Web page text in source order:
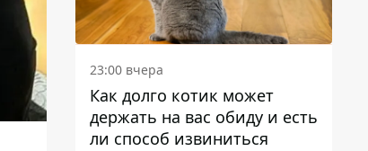
23:00 вчера
Как долго котик может
держать на вас обиду и есть
ли способ извиниться